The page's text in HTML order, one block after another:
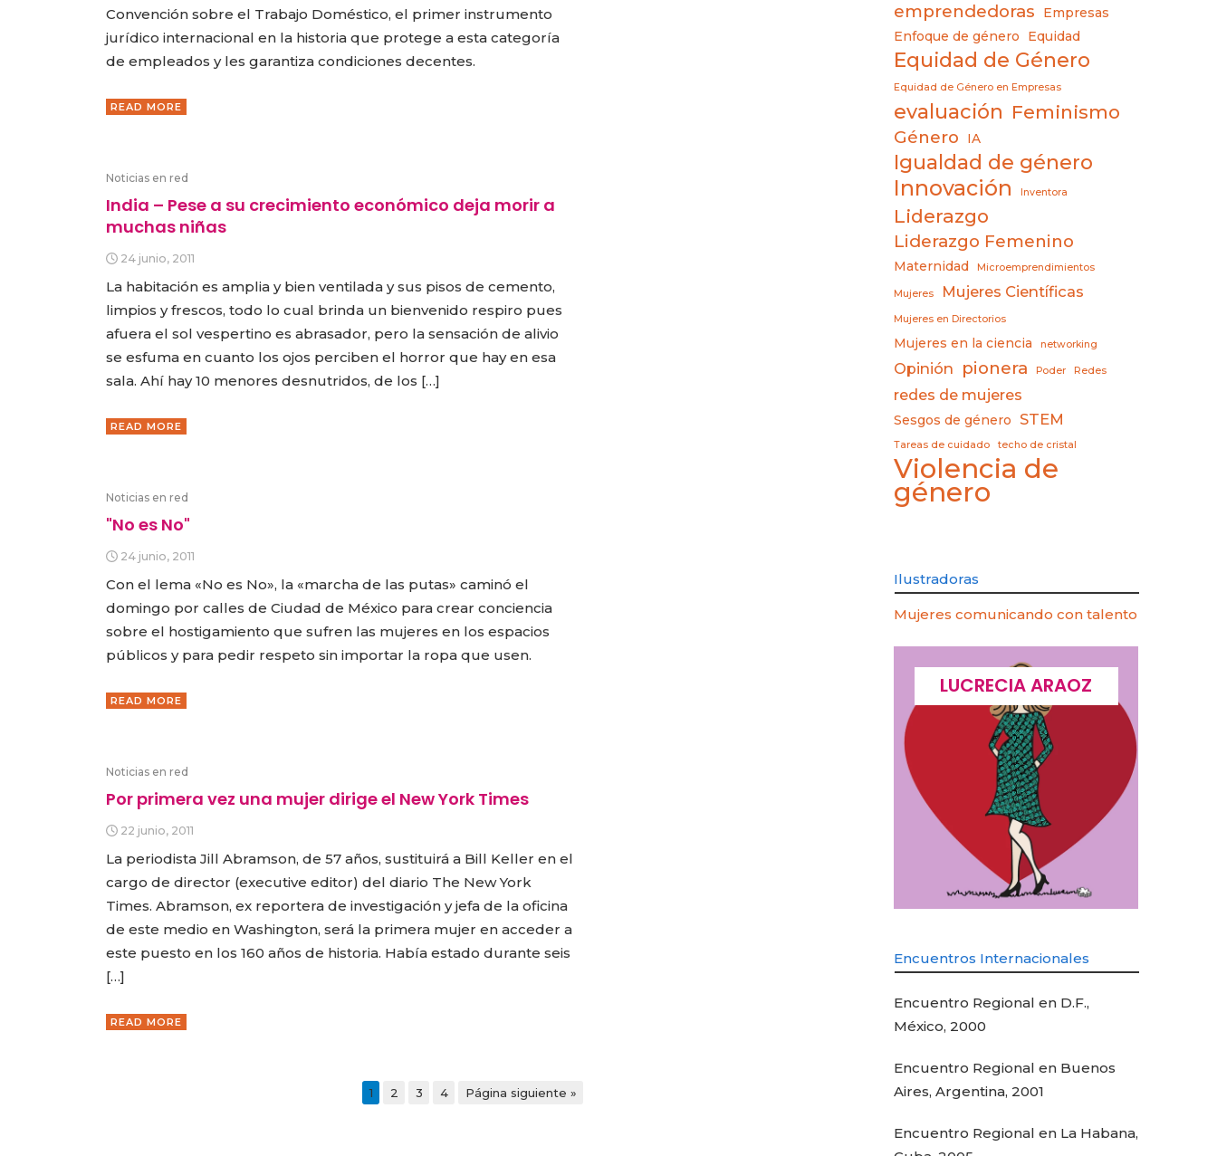
Convención sobre el Trabajo Doméstico, el primer instrumento
jurídico internacional en la historia que protege a esta categoría
de empleados y les garantiza condiciones decentes.
READ MORE
Noticias en red
India – Pese a su crecimiento económico deja morir a
muchas niñas
24 junio, 2011
La habitación es amplia y bien ventilada y sus pisos de cemento,
limpios y frescos, todo lo cual brinda un bienvenido respiro pues
afuera el sol vespertino es abrasador, pero la sensación de alivio
se esfuma en cuanto los ojos perciben el horror que hay en esa
sala. Ahí hay 10 menores desnutridos, de los […]
READ MORE
Noticias en red
"No es No"
24 junio, 2011
Con el lema «No es No», la «marcha de las putas» caminó el
domingo por calles de Ciudad de México para crear conciencia
sobre el hostigamiento que sufren las mujeres en los espacios
públicos y para pedir respeto sin importar la ropa que usen.
READ MORE
Noticias en red
Por primera vez una mujer dirige el New York Times
22 junio, 2011
La periodista Jill Abramson, de 57 años, sustituirá a Bill Keller en el
cargo de director (executive editor) del diario The New York
Times. Abramson, ex reportera de investigación y jefa de la oficina
de este medio en Washington, será la primera mujer en acceder a
este puesto en los 160 años de historia. Había estado durante seis
[…]
READ MORE
1 2 3 4 Página siguiente »
emprendedoras
Empresas
Enfoque de género
Equidad
Equidad de Género
Equidad de Género en Empresas
evaluación Feminismo
Género IA
Igualdad de género
Innovación Inventora
Liderazgo
Liderazgo Femenino
Maternidad Microemprendimientos
Mujeres Mujeres Científicas
Mujeres en Directorios
Mujeres en la ciencia networking
Opinión pionera Poder Redes
redes de mujeres
Sesgos de género STEM
Tareas de cuidado techo de cristal
Violencia de
género
Ilustradoras
Mujeres comunicando con talento
LUCRECIA ARAOZ
Encuentros Internacionales
Encuentro Regional en D.F.,
México, 2000
Encuentro Regional en Buenos
Aires, Argentina, 2001
Encuentro Regional en La Habana,